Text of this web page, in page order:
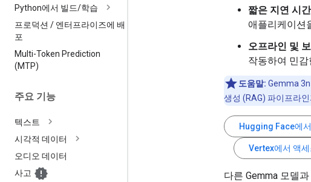
Python에서 빌드/학습
프로덕션 / 엔터프라이즈에 배
포
Multi-Token Prediction
(MTP)
주요 기능
텍스트
시각적 데이터
오디오 데이터
사고
짧은 지연 시간
애플리케이션
오프라인 및
작동하여 민
도움말: Gemma
생성 (RAG) 파이프라
Hugging Face에
Vertex에서 액세
다른 Gemma 모델